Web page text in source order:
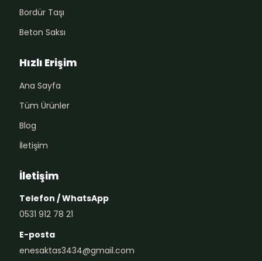
Bordür Taşı
Beton Saksı
Hızlı Erişim
Ana Sayfa
Tüm Ürünler
Blog
İletişim
İletişim
Telefon / WhatsApp
0531 912 78 21
E-posta
enesaktas3434@gmail.com